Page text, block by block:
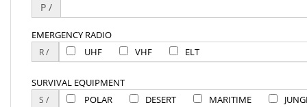
P /
EMERGENCY RADIO
UHF
VHF ELT
SURVIVAL EQUIPMENT
POLAR
DESERT MARITIME